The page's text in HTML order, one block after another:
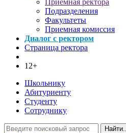
Подразделения
Факультеты
Приемная комиссия
Диалог с ректором
Страница ректора
12+
Школьнику
Абитуриенту
Студенту
Сотруднику
Найти...